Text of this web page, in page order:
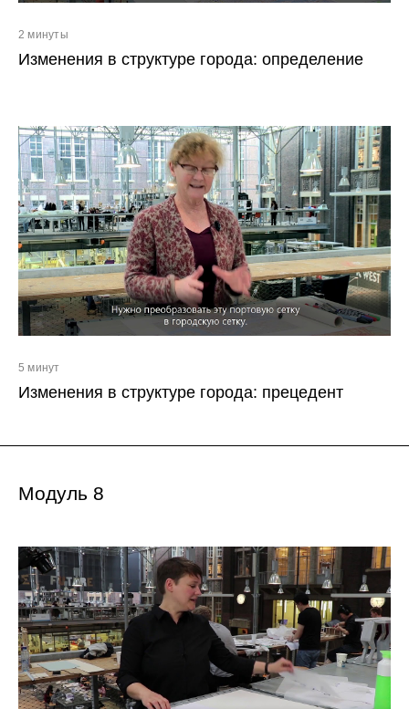
2 минуты
Изменения в структуре города: определение
5 минут
Изменения в структуре города: прецедент
Модуль 8